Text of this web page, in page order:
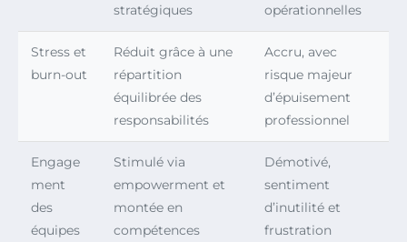
stratégiques
opérationnelles
Stress et
burn-out
Réduit grâce à une
répartition
équilibrée des
responsabilités
Accru, avec
risque majeur
d’épuisement
professionnel
Engage
ment
des
équipes
Stimulé via
empowerment et
montée en
compétences
Démotivé,
sentiment
d’inutilité et
frustration